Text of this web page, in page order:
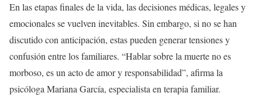
En las etapas finales de la vida, las decisiones médicas, legales y
emocionales se vuelven inevitables. Sin embargo, si no se han
discutido con anticipación, estas pueden generar tensiones y
confusión entre los familiares. “Hablar sobre la muerte no es
morboso, es un acto de amor y responsabilidad”, afirma la
psicóloga Mariana García, especialista en terapia familiar.